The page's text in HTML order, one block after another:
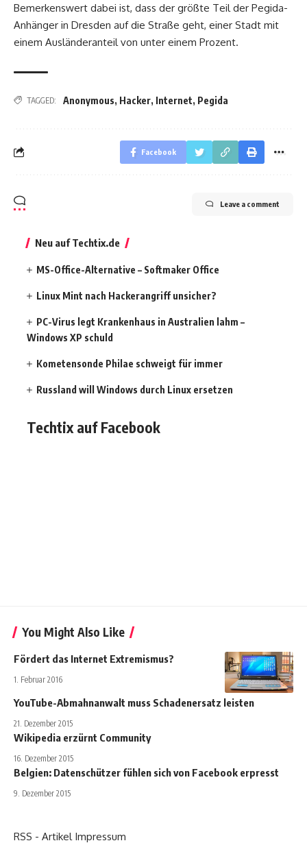
Bemerkenswert dabei ist, dass der größte Teil der Pegida-
Anhänger in Dresden auf die Straße geht, einer Stadt mit
einem Ausländeranteil von unter einem Prozent.
TAGGED: Anonymous, Hacker, Internet, Pegida
Facebook
Leave a comment
Neu auf Techtix.de
MS-Office-Alternative – Softmaker Office
Linux Mint nach Hackerangriff unsicher?
PC-Virus legt Krankenhaus in Australien lahm –
Windows XP schuld
Kometensonde Philae schweigt für immer
Russland will Windows durch Linux ersetzen
Techtix auf Facebook
You Might Also Like
Fördert das Internet Extremismus?
1. Februar 2016
YouTube-Abmahnanwalt muss Schadenersatz leisten
21. Dezember 2015
Wikipedia erzürnt Community
16. Dezember 2015
Belgien: Datenschützer fühlen sich von Facebook erpresst
9. Dezember 2015
RSS - Artikel Impressum